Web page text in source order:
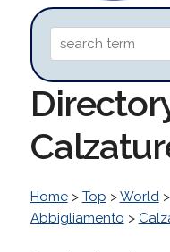
Home> Top >World>
Abbigliamento >